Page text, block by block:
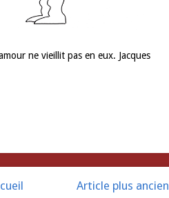
ne vieillit pas en eux. Jacques
Article plus ancien